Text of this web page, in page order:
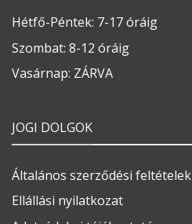
Hétfő-Péntek: 7-17 óráig
Szombat: 8-12 óráig
Vasárnap: ZÁRVA
JOGI DOLGOK
Általános szerződési feltételek
Ellállási nyilatkozat